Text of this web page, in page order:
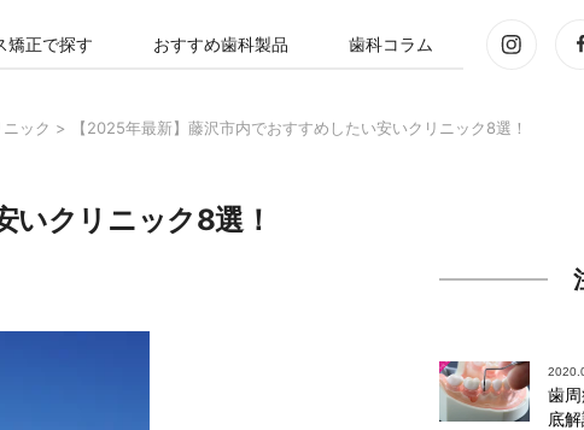
矯正で探す おすすめ歯科製品 歯科コラム
ック > 【2025年最新】藤沢市内でおすすめしたい安いクリニック8選！
いクリニック8選！
歯
底解